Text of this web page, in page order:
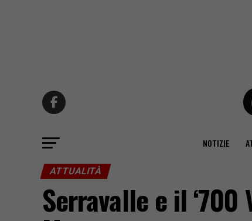
NOTIZIE
ATTUALITÀ
Serravalle e il